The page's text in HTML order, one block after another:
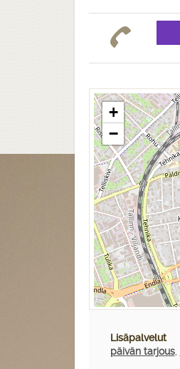
+
−
Lisäpalvelut
päivän tarjous,